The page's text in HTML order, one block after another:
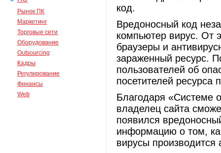
Рынок ПК
Маркетинг
Торговые сети
Оборудование
Outsourcing
Кадры
Регулирование
Финансы
Web
код.
Вредоносный код
компьютер вирус. От
браузеры и
зараженный ресурс.
пользователей об
посетителей ресурса
Благодаря «Системе
владелец сайта
появился
информацию о том,
вирусы производится